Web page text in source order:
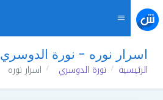
اسرار نوره - نورة الدوسري
الرئيسية نورة الدوسري اسرار نوره